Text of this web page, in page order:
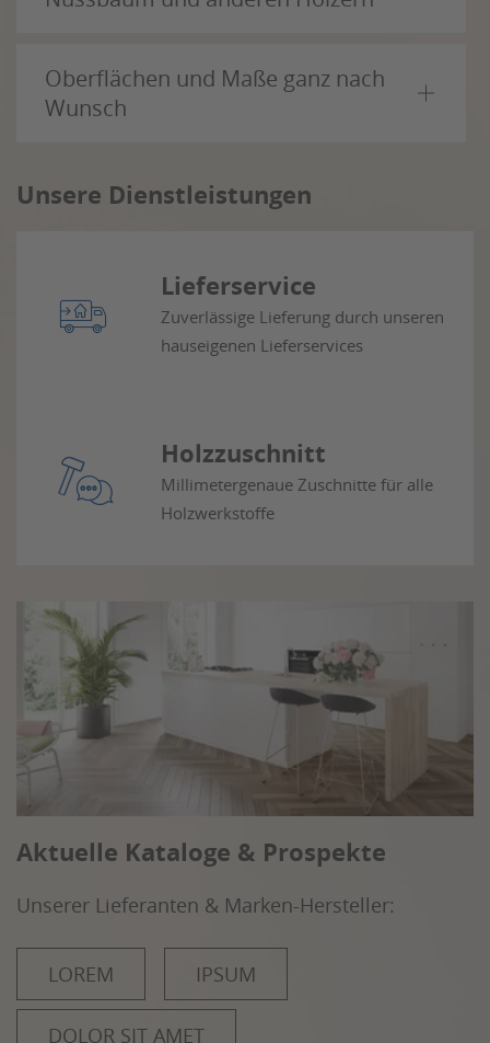
Oberflächen und Maße ganz nach
Wunsch
Unsere Dienstleistungen
Lieferservice
Zuverlässige Lieferung durch unseren
hauseigenen Lieferservices
Holzzuschnitt
Millimetergenaue Zuschnitte für alle
Holzwerkstoffe
Aktuelle Kataloge & Prospekte
Unserer Lieferanten & Marken-Hersteller:
LOREM IPSUM
DOLOR SIT AMET